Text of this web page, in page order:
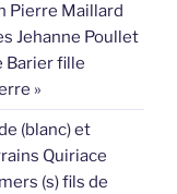
Pierre Maillard
Jehanne Poullet
Barier fille
»
(blanc) et
Quiriace
(s) fils de